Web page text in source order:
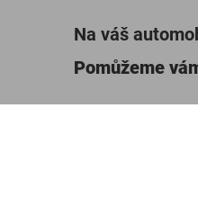
Na váš
Pomůžeme